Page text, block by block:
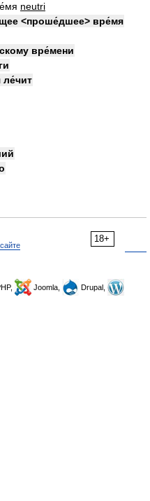
neutri
<проше́дшее> вре́мя
вре́мени
18+
Joomla,
Drupal,